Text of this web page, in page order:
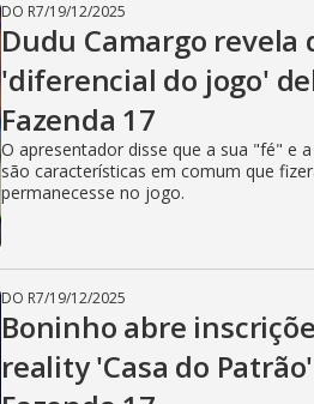
DO R7/19/12/2025
Dudu Camargo revela
'diferencial do jogo'
Fazenda 17
O apresentador disse que a sua "fé" e
são características em comum que
permanecesse no jogo.
DO R7/19/12/2025
Boninho abre
reality 'Casa do